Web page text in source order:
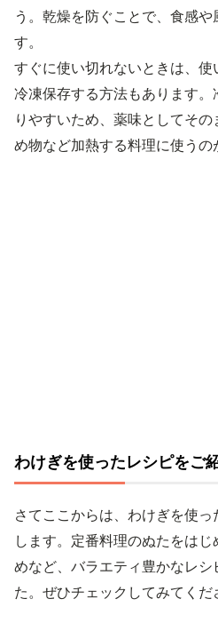
う。乾燥を防ぐことで、食感
す。
すぐに使い切れないときは、
冷凍保存する方法もあります
りやすいため、薬味としてそ
め物など加熱する料理に使うの
わけぎを使ったレシピをご
さてここからは、わけぎを使
します。定番料理のぬたをは
めなど、バラエティ豊かなレ
た。ぜひチェックしてみてくだ